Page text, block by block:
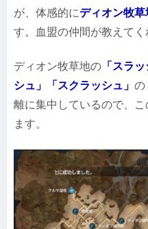
が、体感的にディオン牧草
す。血盟の仲間が教えてく
ディオン牧草地の 「スラ
シュ」「スクラッシュ」 の
離に集中しているので、
ます。